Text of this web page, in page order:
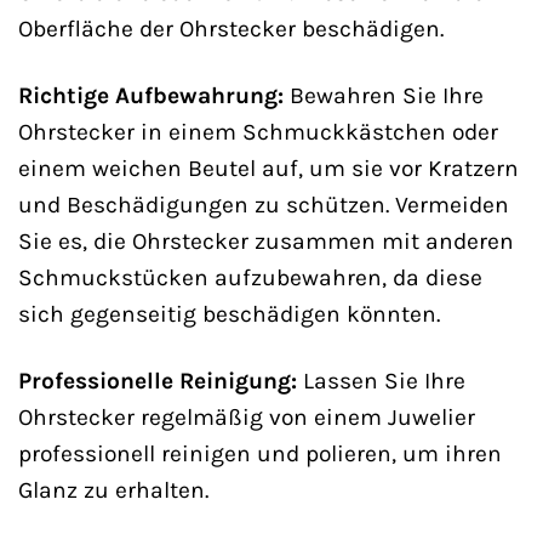
Oberfläche der Ohrstecker beschädigen.
Richtige Aufbewahrung: Bewahren Sie Ihre
Ohrstecker in einem Schmuckkästchen oder
einem weichen Beutel auf, um sie vor Kratzern
und Beschädigungen zu schützen. Vermeiden
Sie es, die Ohrstecker zusammen mit anderen
Schmuckstücken aufzubewahren, da diese
sich gegenseitig beschädigen könnten.
Professionelle Reinigung: Lassen Sie Ihre
Ohrstecker regelmäßig von einem Juwelier
professionell reinigen und polieren, um ihren
Glanz zu erhalten.